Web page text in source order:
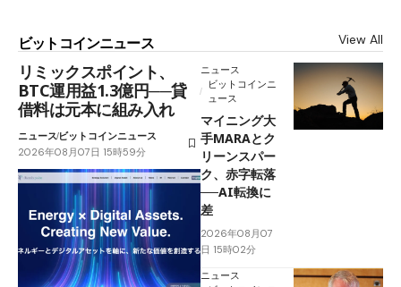
ビットコインニュース View All
リミックスポイント、
BTC運用益1.3億円──貸
借料は元本に組み入れ
ニュースビットコインニュース
2026年08月07日 15時59分
ニュース
ビットコインニ
ュース
マイニング大
手MARAとク
リーンスパー
ク、赤字転落
──AI転換に
差
2026年08月07
日 15時02分
ニュース